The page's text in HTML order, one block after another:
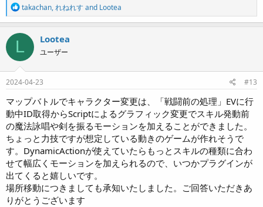
R
e
a
c
i
o
n
s
takachan,れねれすand Lootea
L Lootea
ユーザー
2024-04-23 #13
マップバトルでキャラクター変更は、「戦闘前の処理」EVに行
動中ID取得からScriptによるグラフィック変更でスキル発動前
の魔法詠唱や剣を振るモーションを加えることができました。
ちょっと力技ですが想定している動きのゲームが作れそうで
す。DynamicActionが使えていたらもっとスキルの種類に合わ
せて幅広くモーションを加えられるので、いつかプラグインが
出てくると嬉しいです。
場所移動につきましても承知いたしました。ご回答いただきあ
りがとうございます